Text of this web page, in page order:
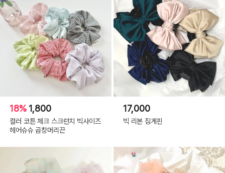
18% 1,800
컬러 코튼 체크 스크런치 빅사이즈
헤어슈슈 곱창머리끈
17,000
빅 리본 집게핀